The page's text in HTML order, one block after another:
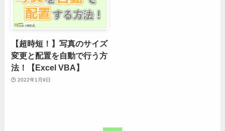
【超時短！】写真のサイズ
変更と配置を自動で行う方
法！【Excel VBA】
2022年1月9日